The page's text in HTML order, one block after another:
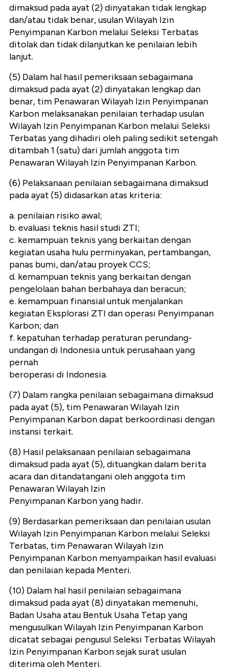
dimaksud pada ayat (2) dinyatakan tidak lengkap
dan/atau tidak benar, usulan Wilayah Izin
Penyimpanan Karbon melalui Seleksi Terbatas
ditolak dan tidak dilanjutkan ke penilaian lebih
lanjut.
(5) Dalam hal hasil pemeriksaan sebagaimana
dimaksud pada ayat (2) dinyatakan lengkap dan
benar, tim Penawaran Wilayah Izin Penyimpanan
Karbon melaksanakan penilaian terhadap usulan
Wilayah Izin Penyimpanan Karbon melalui Seleksi
Terbatas yang dihadiri oleh paling sedikit setengah
ditambah 1 (satu) dari jumlah anggota tim
Penawaran Wilayah Izin Penyimpanan Karbon.
(6) Pelaksanaan penilaian sebagaimana dimaksud
pada ayat (5) didasarkan atas kriteria:
a. penilaian risiko awal;
b. evaluasi teknis hasil studi ZTI;
c. kemampuan teknis yang berkaitan dengan
kegiatan usaha hulu perminyakan, pertambangan,
panas bumi, dan/atau proyek CCS;
d. kemampuan teknis yang berkaitan dengan
pengelolaan bahan berbahaya dan beracun;
e. kemampuan finansial untuk menjalankan
kegiatan Eksplorasi ZTI dan operasi Penyimpanan
Karbon; dan
f. kepatuhan terhadap peraturan perundang-
undangan di Indonesia untuk perusahaan yang
pernah
beroperasi di Indonesia.
(7) Dalam rangka penilaian sebagaimana dimaksud
pada ayat (5), tim Penawaran Wilayah Izin
Penyimpanan Karbon dapat berkoordinasi dengan
instansi terkait.
(8) Hasil pelaksanaan penilaian sebagaimana
dimaksud pada ayat (5), dituangkan dalam berita
acara dan ditandatangani oleh anggota tim
Penawaran Wilayah Izin
Penyimpanan Karbon yang hadir.
(9) Berdasarkan pemeriksaan dan penilaian usulan
Wilayah Izin Penyimpanan Karbon melalui Seleksi
Terbatas, tim Penawaran Wilayah Izin
Penyimpanan Karbon menyampaikan hasil evaluasi
dan penilaian kepada Menteri.
(10) Dalam hal hasil penilaian sebagaimana
dimaksud pada ayat (8) dinyatakan memenuhi,
Badan Usaha atau Bentuk Usaha Tetap yang
mengusulkan Wilayah Izin Penyimpanan Karbon
dicatat sebagai pengusul Seleksi Terbatas Wilayah
Izin Penyimpanan Karbon sejak surat usulan
diterima oleh Menteri.